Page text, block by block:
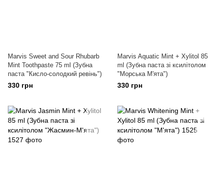
Marvis Sweet and Sour Rhubarb
Mint Toothpaste 75 ml (Зубна
паста "Кисло-солодкий ревінь")
330 грн
Marvis Aquatic Mint + Xylitol 85
ml (Зубна паста зі ксилітолом
"Морська М'ята")
330 грн